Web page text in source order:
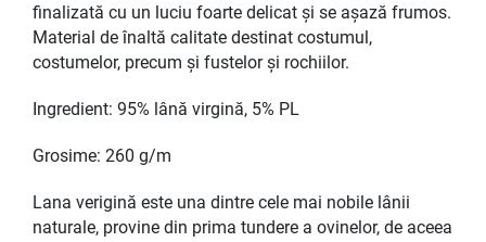
finalizată cu un luciu foarte delicat și se așază frumos.
Material de înaltă calitate destinat costumul,
costumelor, precum și fustelor și rochiilor.
Ingredient: 95% lână virgină, 5% PL
Grosime: 260 g/m
Lana verigină este una dintre cele mai nobile lânii
naturale, provine din prima tundere a ovinelor, de aceea